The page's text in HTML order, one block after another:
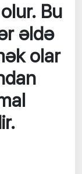
Bu
əldə
olar